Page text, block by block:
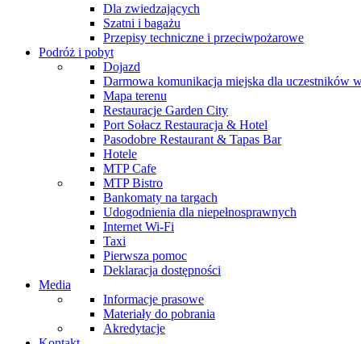
Dla zwiedzających
Szatni i bagażu
Przepisy techniczne i przeciwpożarowe
Podróż i pobyt
Dojazd
Darmowa komunikacja miejska dla uczestników
Mapa terenu
Restauracje Garden City
Port Sołacz Restauracja & Hotel
Pasodobre Restaurant & Tapas Bar
Hotele
MTP Cafe
MTP Bistro
Bankomaty na targach
Udogodnienia dla niepełnosprawnych
Internet Wi-Fi
Taxi
Pierwsza pomoc
Deklaracja dostępności
Media
Informacje prasowe
Materiały do pobrania
Akredytacje